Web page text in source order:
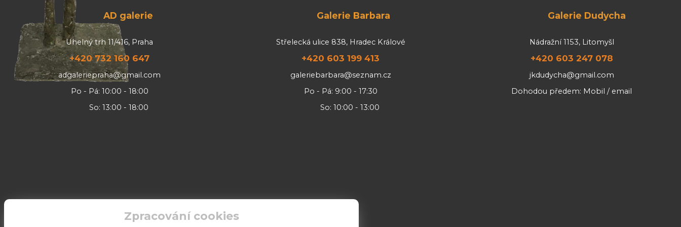
AD galerie
Uhelný trh 11/416, Praha
+420 732 160 647
adgaleriepraha@gmail.com
Po - Pá: 10:00 - 18:00
So: 13:00 - 18:00
Galerie Barbara
Střelecká ulice 838, Hradec Králové
+420 603 199 413
galeriebarbara@seznam.cz
Po - Pá: 9:00 - 17:30
So: 10:00 - 13:00
Galerie Dudycha
Nádražní 1153, Litomyšl
+420 603 247 078
jkdudycha@gmail.com
Dohodou předem: Mobil / email
Zpracování cookies